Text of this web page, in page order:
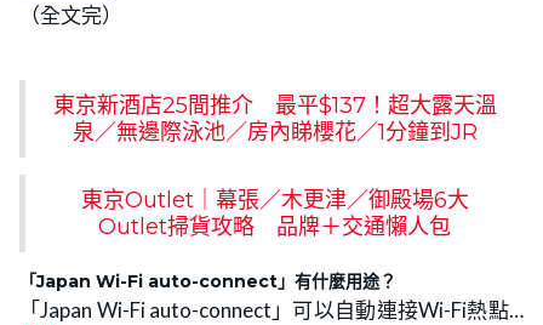
（全文完）
東京新酒店25間推介 最平$137！超大露天溫
泉／無邊際泳池／房內睇櫻花／1分鐘到JR
東京Outlet｜幕張／木更津／御殿場6大
Outlet掃貨攻略 品牌＋交通懶人包
「Japan Wi-Fi auto-connect」有什麼用途？
「Japan Wi-Fi auto-connect」可以自動連接Wi-Fi熱點…